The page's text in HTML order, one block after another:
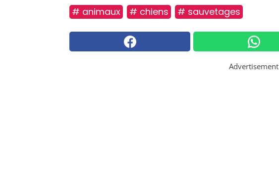
# animaux # chiens # sauvetages
Advertisement